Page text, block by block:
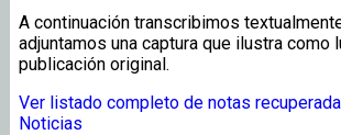
A continuación transcribimos
adjuntamos una captura que ilustra como
publicación original.
Ver listado completo de notas
Noticias